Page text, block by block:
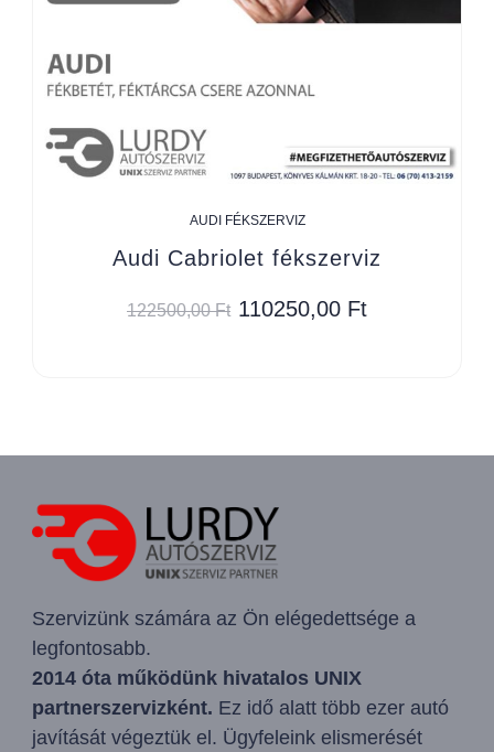
AUDI FÉKSZERVIZ
Audi Cabriolet fékszerviz
122500,00Ft 110250,00 Ft
Szervizünk számára az Ön elégedettsége a
legfontosabb.
2014 óta működünk hivatalos UNIX
partnerszervizként. Ez idő alatt több ezer autó
javítását végeztük el. Ügyfeleink elismerését